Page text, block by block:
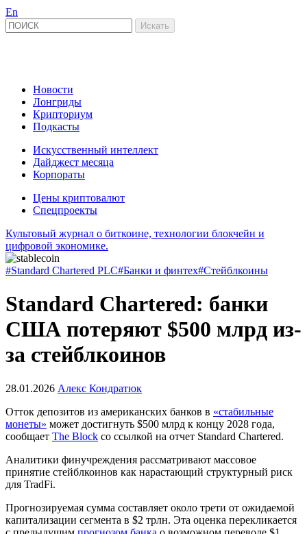
En
Новости
Лонгриды
Крипториум
Подкасты
Искусственный интеллект
Дайджест месяца
Корпораты
Цены криптовалют
Спецпроекты
Культовый журнал о биткоине, технологии блокчейн и
цифровой экономике.
#Standard Chartered PLC#Банки и финтех#Стейблкоины
Standard Chartered: банки
США потеряют $500 млрд из-
за стейблкоинов
28.01.2026 Алекс Кондратюк
Отток депозитов из американских банков в «стабильные
монеты» может достигнуть $500 млрд к концу 2028 года,
сообщает The Block со ссылкой на отчет Standard Chartered.
Аналитики финучреждения рассматривают массовое
принятие стейблкоинов как нарастающий структурный риск
для TradFi.
Прогнозируемая сумма составляет около трети от ожидаемой
капитализации сегмента в $2 трлн. Эта оценка перекликается